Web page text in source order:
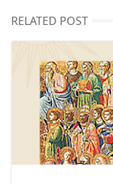
RELATED POST